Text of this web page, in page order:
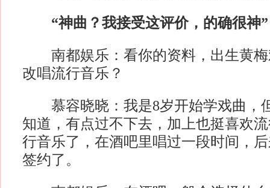
“神曲？我接受这评价，的确很神”
南都娱乐：看你的资料，出生黄梅
改唱流行音乐？
慕容晓晓：我是8岁开始学戏曲，
知道，有点过不下去，加上也挺喜欢
行音乐了，在酒吧里唱过一段时间，
签约了。